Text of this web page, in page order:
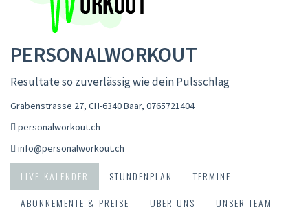
PERSONALWORKOUT
Resultate so zuverlässig wie dein Pulsschlag
Grabenstrasse 27, CH-6340 Baar, 0765721404
personalworkout.ch
info@personalworkout.ch
LIVE-KALENDER STUNDENPLAN
TERMINE
ABONNEMENTE & PREISE
ÜBER UNS UNSER TEAM